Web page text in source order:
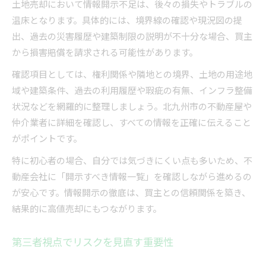
土地売却において情報開示不足は、後々の損失やトラブルの
温床となります。具体的には、境界線の確認や現況図の提
出、過去の災害履歴や建築制限の説明が不十分な場合、買主
から損害賠償を請求される可能性があります。
確認項目としては、権利関係や隣地との境界、土地の用途地
域や建築条件、過去の利用履歴や瑕疵の有無、インフラ整備
状況などを網羅的に整理しましょう。北九州市の不動産屋や
仲介業者に詳細を確認し、すべての情報を正確に伝えること
がポイントです。
特に初心者の場合、自分では気づきにくい点も多いため、不
動産会社に「開示すべき情報一覧」を確認しながら進めるの
が安心です。情報開示の徹底は、買主との信頼関係を築き、
結果的に高値売却にもつながります。
第三者視点でリスクを見直す重要性